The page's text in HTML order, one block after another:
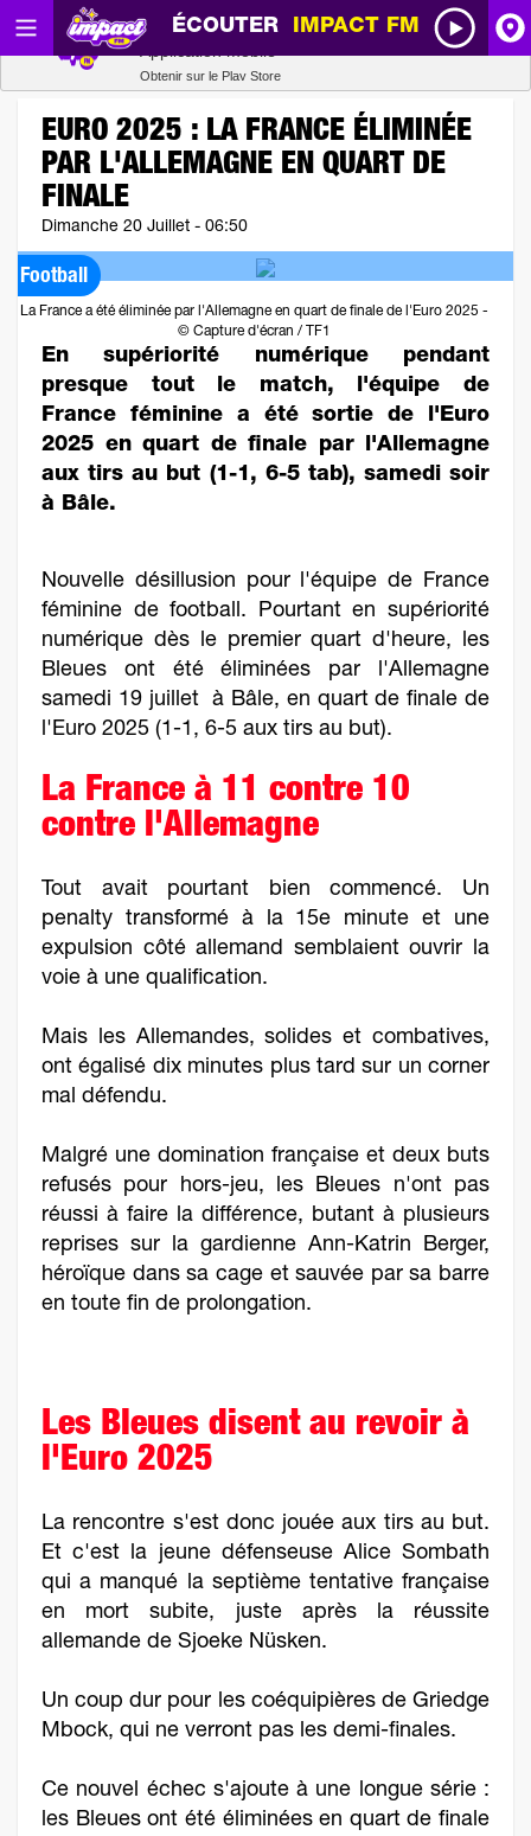
ÉCOUTER IMPACT FM
EURO 2025 : LA FRANCE ÉLIMINÉE
PAR L'ALLEMAGNE EN QUART DE
FINALE
Dimanche 20 Juillet - 06:50
Football
La France a été éliminée par l'Allemagne en quart de finale de l'Euro 2025 -
© Capture d'écran / TF1
En supériorité numérique pendant
presque tout le match, l'équipe de
France féminine a été sortie de l'Euro
2025 en quart de finale par l'Allemagne
aux tirs au but (1-1, 6-5 tab), samedi soir
à Bâle.
Nouvelle désillusion pour l'équipe de France
féminine de football. Pourtant en supériorité
numérique dès le premier quart d'heure, les
Bleues ont été éliminées par l'Allemagne
samedi 19 juillet à Bâle, en quart de finale de
l'Euro 2025 (1-1, 6-5 aux tirs au but).
La France à 11 contre 10
contre l'Allemagne
Tout avait pourtant bien commencé. Un
penalty transformé à la 15e minute et une
expulsion côté allemand semblaient ouvrir la
voie à une qualification.
Mais les Allemandes, solides et combatives,
ont égalisé dix minutes plus tard sur un corner
mal défendu.
Malgré une domination française et deux buts
refusés pour hors-jeu, les Bleues n'ont pas
réussi à faire la différence, butant à plusieurs
reprises sur la gardienne Ann-Katrin Berger,
héroïque dans sa cage et sauvée par sa barre
en toute fin de prolongation.
Les Bleues disent au revoir à
l'Euro 2025
La rencontre s'est donc jouée aux tirs au but.
Et c'est la jeune défenseuse Alice Sombath
qui a manqué la septième tentative française
en mort subite, juste après la réussite
allemande de Sjoeke Nüsken.
Un coup dur pour les coéquipières de Griedge
Mbock, qui ne verront pas les demi-finales.
Ce nouvel échec s'ajoute à une longue série :
les Bleues ont été éliminées en quart de finale
Radio SCOOP
Obtenir sur le Play Store
Télécharger